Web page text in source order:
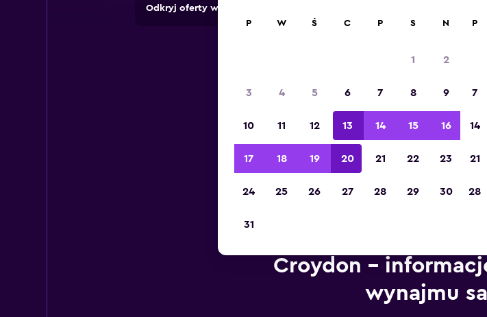
Odkryj oferty wypożyczalni z ponad 70 000 miejsc na momondo.
turystyczna w
Croydon –
wynajmu
P W Ś C P S N
1 2
3 4 5 6 7 8 9
10 11 12 13 14 15 16
17 18 19 20 21 22 23
24 25 26 27 28 29 30
31
P
7
14
21
28